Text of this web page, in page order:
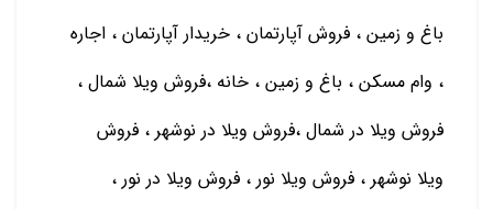
باغ و زمين ، فروش آپارتمان ، خريدار آپارتمان ، اجاره
، وام مسكن ، باغ و زمين ، خانه ،فروش ویلا شمال ،
فروش ویلا در شمال ،فروش ویلا در نوشهر ، فروش
ویلا نوشهر ، فروش ویلا نور ، فروش ویلا در نور ،